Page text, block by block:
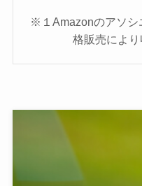
※１Amazonのアソシ
格販売により